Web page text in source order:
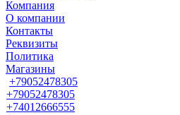
Компания
О компании
Контакты
Реквизиты
Политика
Магазины
+79052478305
+79052478305
+74012666555